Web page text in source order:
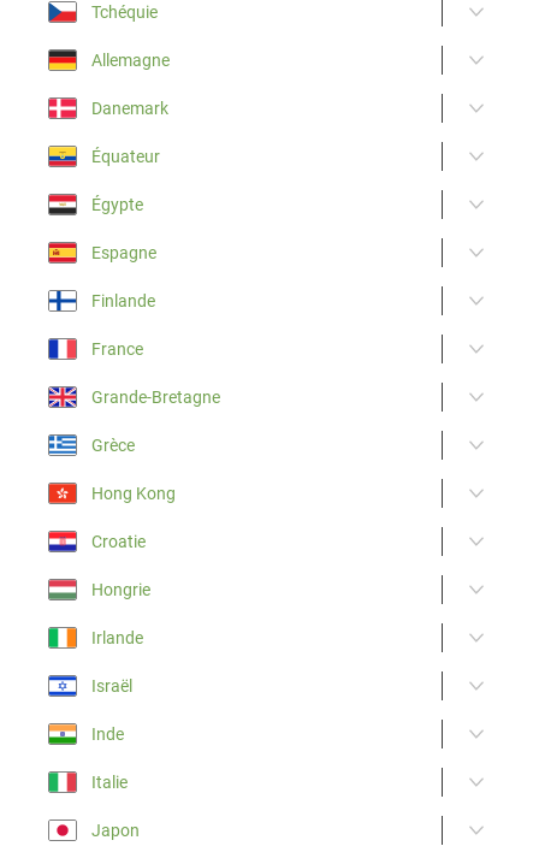
Tchéquie
Allemagne
Danemark
Équateur
Égypte
Espagne
Finlande
France
Grande-Bretagne
Grèce
Hong Kong
Croatie
Hongrie
Irlande
Israël
Inde
Italie
Japon